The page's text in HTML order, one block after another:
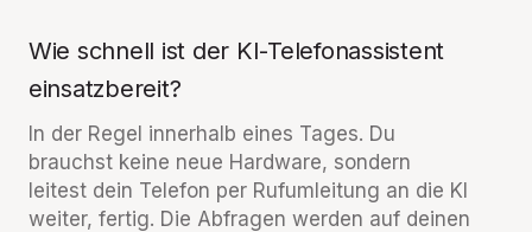
Wie schnell ist der KI-Telefonassistent
einsatzbereit?
In der Regel innerhalb eines Tages. Du
brauchst keine neue Hardware, sondern
leitest dein Telefon per Rufumleitung an die KI
weiter, fertig. Die Abfragen werden auf deinen